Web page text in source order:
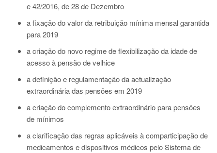
e 42/2016, de 28 de Dezembro
a fixação do valor da retribuição mínima mensal garantida
para 2019
a criação do novo regime de flexibilização da idade de
acesso à pensão de velhice
a definição e regulamentação da actualização
extraordinária das pensões em 2019
a criação do complemento extraordinário para pensões
de mínimos
a clarificação das regras aplicáveis à comparticipação de
medicamentos e dispositivos médicos pelo Sistema de